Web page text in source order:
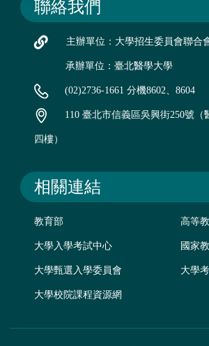
聯絡我們
主辦單位：大學招生委員會聯合
承辦單位：臺北醫學大學
(02)2736-1661 分機8602、8604
110 臺北市信義區吳興街250號（
四樓）
相關連結
教育部 高等
大學入學考試中心 國家
大學甄選入學委員會 大學
大學校院課程資源網